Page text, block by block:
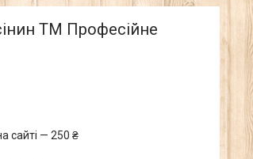
ТМ Професійне
сайті — 250 ₴